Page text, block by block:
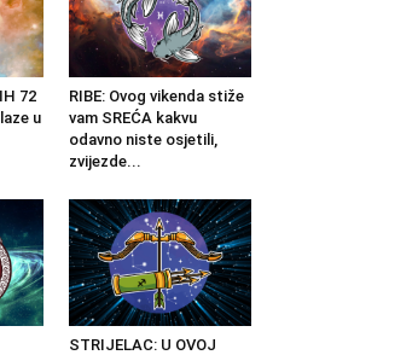
72
u
RIBE: Ovog vikenda stiže
vam SREĆA kakvu
odavno niste osjetili,
zvijezde...
STRIJELAC: U OVOJ